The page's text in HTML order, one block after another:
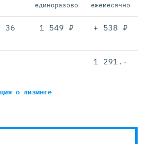
единоразово ежемесячно
36
1 549 ₽ + 538 ₽
1 291.-
о лизинге